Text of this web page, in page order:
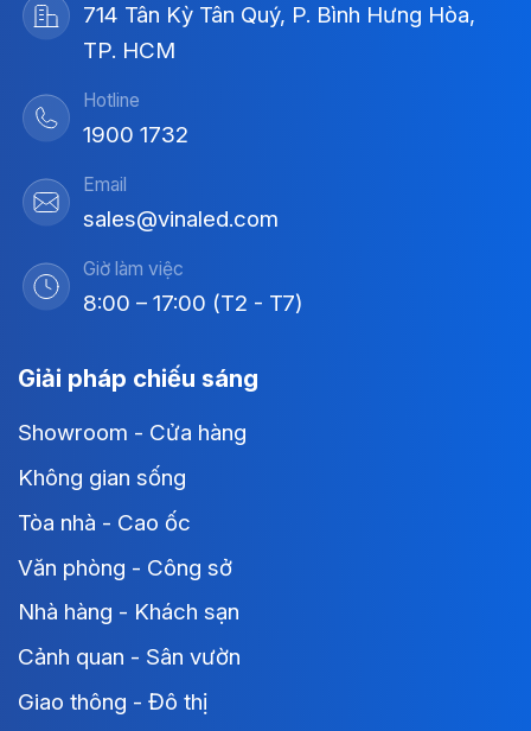
714 Tân Kỳ Tân Quý, P. Bình Hưng Hòa,
TP. HCM
Hotline
1900 1732
Email
sales@vinaled.com
Giờ làm việc
8:00 – 17:00 (T2 - T7)
Giải pháp chiếu sáng
Showroom - Cửa hàng
Không gian sống
Tòa nhà - Cao ốc
Văn phòng - Công sở
Nhà hàng - Khách sạn
Cảnh quan - Sân vườn
Giao thông - Đô thị